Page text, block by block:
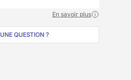
En savoir plus
UNE QUESTION ?